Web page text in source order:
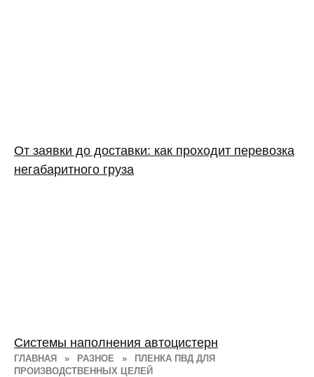
ГЛАВНАЯ » РАЗНОЕ »
ПЛЕНКА ПВД ДЛЯ
ПРОИЗВОДСТВЕННЫХ ЦЕЛЕЙ
От заявки до доставки: как проходит перевозка
негабаритного груза
Системы наполнения автоцистерн